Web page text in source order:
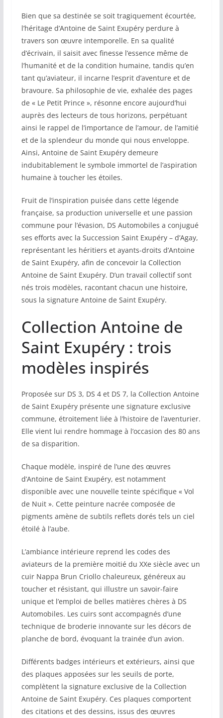
Bien que sa destinée se soit tragiquement écourtée,
l’héritage d’Antoine de Saint Exupéry perdure à
travers son œuvre intemporelle. En sa qualité
d’écrivain, il saisit avec finesse l’essence même de
l’humanité et de la condition humaine, tandis qu’en
tant qu’aviateur, il incarne l’esprit d’aventure et de
bravoure. Sa philosophie de vie, exhalée des pages
de « Le Petit Prince », résonne encore aujourd’hui
auprès des lecteurs de tous horizons, perpétuant
ainsi le rappel de l’importance de l’amour, de l’amitié
et de la splendeur du monde qui nous enveloppe.
Ainsi, Antoine de Saint Exupéry demeure
indubitablement le symbole immortel de l’aspiration
humaine à toucher les étoiles.
Fruit de l’inspiration puisée dans cette légende
française, sa production universelle et une passion
commune pour l’évasion, DS Automobiles a conjugué
ses efforts avec la Succession Saint Exupéry – d’Agay,
représentant les héritiers et ayants-droits d’Antoine
de Saint Exupéry, afin de concevoir la Collection
Antoine de Saint Exupéry. D’un travail collectif sont
nés trois modèles, racontant chacun une histoire,
sous la signature Antoine de Saint Exupéry.
Collection Antoine de
Saint Exupéry : trois
modèles inspirés
Proposée sur DS 3, DS 4 et DS 7, la Collection Antoine
de Saint Exupéry présente une signature exclusive
commune, étroitement liée à l’histoire de l’aventurier.
Elle vient lui rendre hommage à l’occasion des 80 ans
de sa disparition.
Chaque modèle, inspiré de l’une des œuvres
d’Antoine de Saint Exupéry, est notamment
disponible avec une nouvelle teinte spécifique « Vol
de Nuit ». Cette peinture nacrée composée de
pigments amène de subtils reflets dorés tels un ciel
étoilé à l’aube.
L’ambiance intérieure reprend les codes des
aviateurs de la première moitié du XXe siècle avec un
cuir Nappa Brun Criollo chaleureux, généreux au
toucher et résistant, qui illustre un savoir-faire
unique et l’emploi de belles matières chères à DS
Automobiles. Les cuirs sont accompagnés d’une
technique de broderie innovante sur les décors de
planche de bord, évoquant la trainée d’un avion.
Différents badges intérieurs et extérieurs, ainsi que
des plaques apposées sur les seuils de porte,
complètent la signature exclusive de la Collection
Antoine de Saint Exupéry. Ces plaques comportent
des citations et des dessins, issus des œuvres